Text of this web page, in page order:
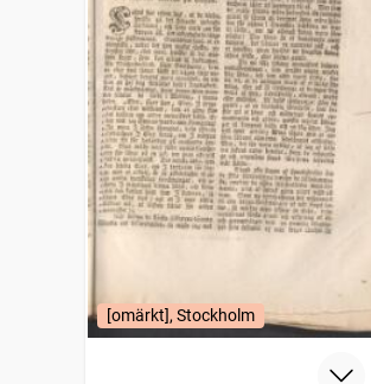
[omärkt], Stockholm